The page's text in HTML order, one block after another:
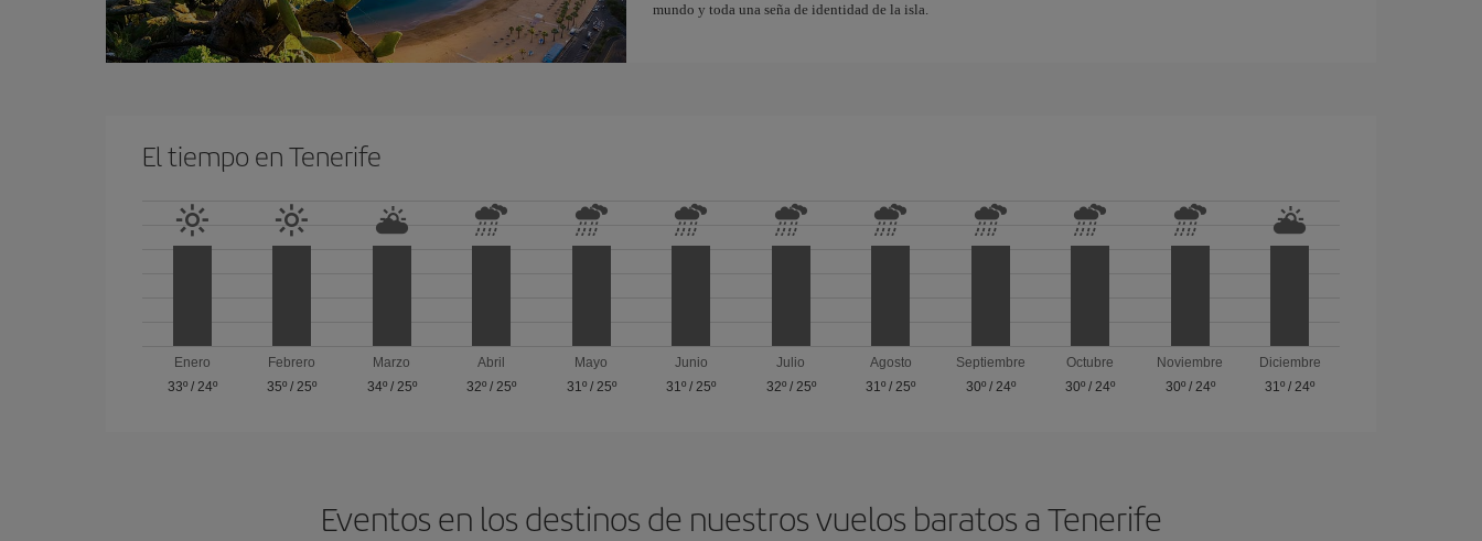
mundo y toda una seña de identidad de la isla.
El tiempo en Tenerife
Enero
33º/ 24º
Febrero
35º /25º
Marzo
34º/ 25º
Abril
32º /25º
Mayo
31º/ 25º
Junio
31º /25º
Julio
32º/ 25º
Agosto
31º /25º
Septiembre
30º/ 24º
Octubre
30º /24º
Noviembre
30º/ 24º
Diciembre
31º /24º
Eventos en los destinos de nuestros vuelos baratos a Tenerife